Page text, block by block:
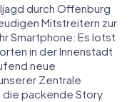
durch Offenburg
Mitstreitern zur
Smartphone: Es lotst
in der Innenstadt
neue
Zentrale
packende Story